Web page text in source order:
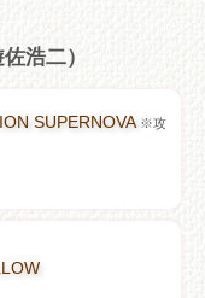
浩二）
SUPERNOVA ※攻